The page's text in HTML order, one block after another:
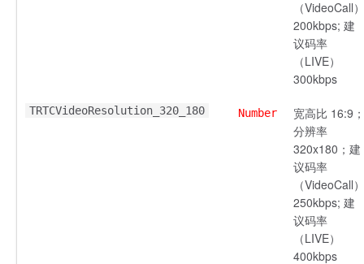
（VideoCall）
200kbps; 建
议码率
（LIVE）
300kbps
TRTCVideoResolution_320_180 Number
宽高比 16:9；
分辨率
320x180；建
议码率
（VideoCall）
250kbps; 建
议码率
（LIVE）
400kbps